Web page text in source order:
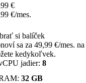
€
€/mes.
si balíček
sa za 49,99 €/mes.
kedykoľvek.
jadier: 8
32 GB